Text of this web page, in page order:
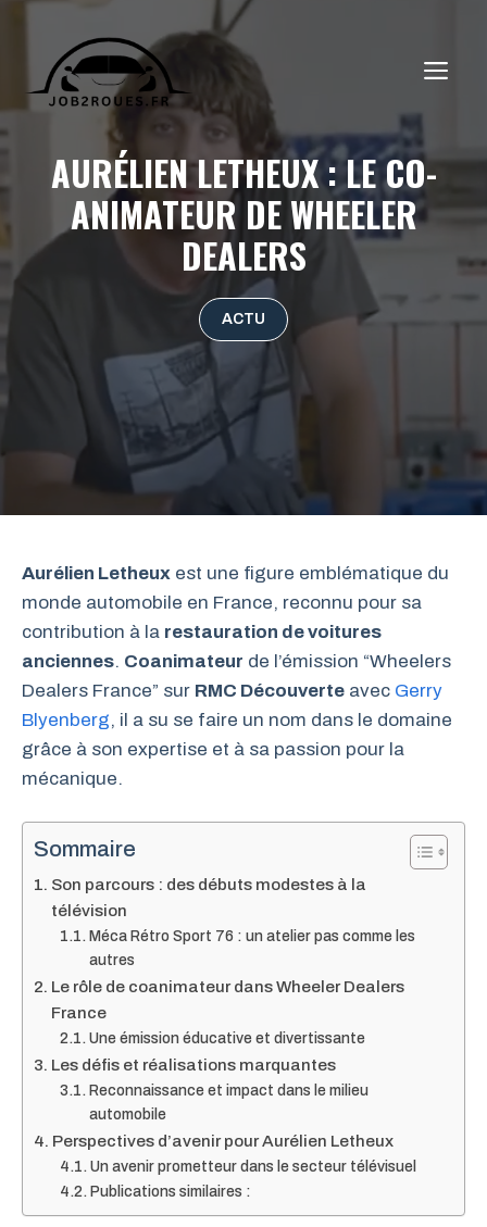
contenu
AURÉLIEN LETHEUX : LE CO-
ANIMATEUR DE WHEELER
DEALERS
ACTU
Aurélien Letheux est une figure emblématique du
monde automobile en France, reconnu pour sa
contribution à la restauration de voitures
anciennes. Coanimateur de l’émission “Wheelers
Dealers France” sur RMC Découverte avec Gerry
Blyenberg, il a su se faire un nom dans le domaine
grâce à son expertise et à sa passion pour la
mécanique.
Sommaire
Son parcours : des débuts modestes à la
télévision
Méca Rétro Sport 76 : un atelier pas comme les
autres
Le rôle de coanimateur dans Wheeler Dealers
France
Une émission éducative et divertissante
Les défis et réalisations marquantes
Reconnaissance et impact dans le milieu
automobile
Perspectives d’avenir pour Aurélien Letheux
Un avenir prometteur dans le secteur télévisuel
Publications similaires :